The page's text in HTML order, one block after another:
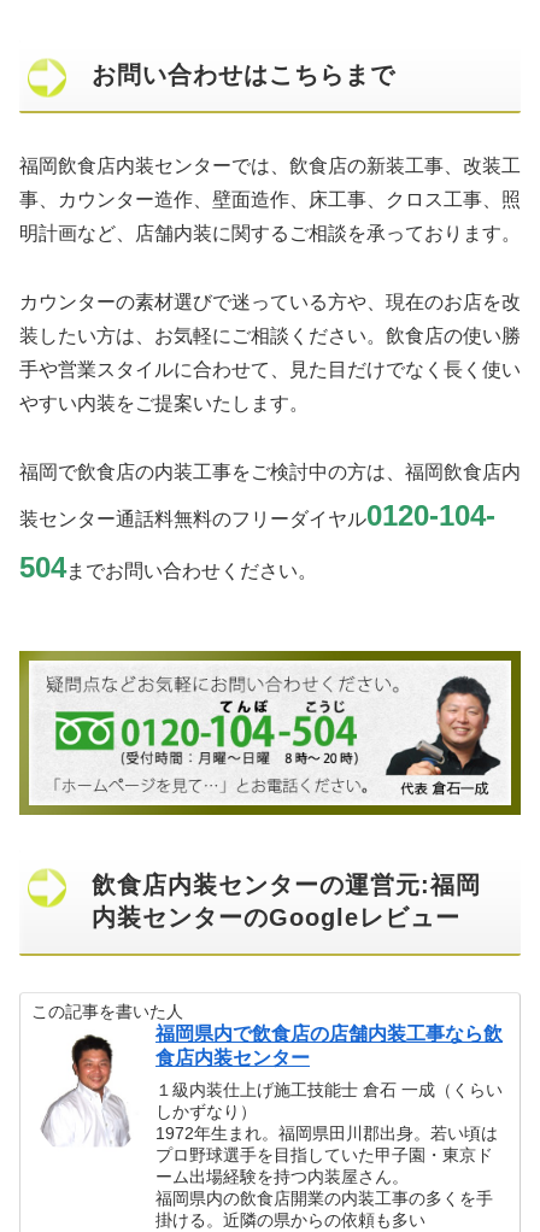
お問い合わせはこちらまで
福岡飲食店内装センターでは、飲食店の新装工事、改装工
事、カウンター造作、壁面造作、床工事、クロス工事、照
明計画など、店舗内装に関するご相談を承っております。
カウンターの素材選びで迷っている方や、現在のお店を改
装したい方は、お気軽にご相談ください。飲食店の使い勝
手や営業スタイルに合わせて、見た目だけでなく長く使い
やすい内装をご提案いたします。
福岡で飲食店の内装工事をご検討中の方は、福岡飲食店内
装センター通話料無料のフリーダイヤル0120-104-
504までお問い合わせください。
飲食店内装センターの運営元:福岡
内装センターのGoogleレビュー
この記事を書いた人
福岡県内で飲食店の店舗内装工事なら飲
食店内装センター
１級内装仕上げ施工技能士 倉石 一成（くらい
しかずなり）
1972年生まれ。福岡県田川郡出身。若い頃は
プロ野球選手を目指していた甲子園・東京ド
ーム出場経験を持つ内装屋さん。
福岡県内の飲食店開業の内装工事の多くを手
掛ける。近隣の県からの依頼も多い